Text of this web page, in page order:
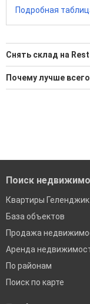
Подробная
Снять склад на
7 актуальных и
Почему лучше
Поиск
Квартиры Геленджик
База объектов
Продажа
Аренда
По районам
Поиск по карте